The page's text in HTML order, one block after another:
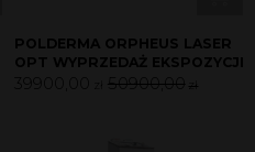
POLDERMA ORPHEUS LASER
OPT WYPRZEDAŻ EKSPOZYCJI
39900,00 50900,00 zł